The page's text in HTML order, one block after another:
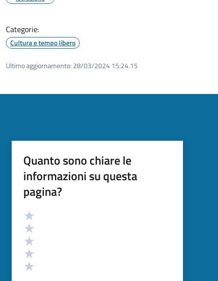
Categorie:
Cultura e tempo libero
Ultimo aggiornamento: 28/03/2024 15:24.15
Quanto sono chiare le
informazioni su questa
pagina?
Valutazione